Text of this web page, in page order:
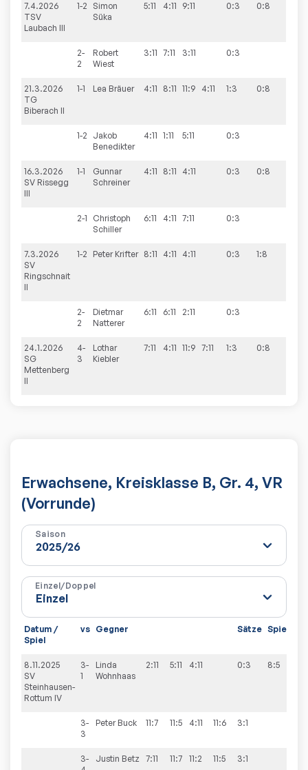
7.4.2026
TSV
Laubach III
1-2
Simon
Süka
5:11 4:11 9:11 0:3 0:8
2-
2
Robert
Wiest
3:11 7:11 3:11 0:3
21.3.2026
TG
Biberach II
1-1 Lea Bräuer 4:11 8:11 11:9 4:11 1:3 0:8
1-2
Jakob
Benedikter
4:11 1:11 5:11 0:3
16.3.2026
SV Rissegg
III
1-1
Gunnar
Schreiner
4:11 8:11 4:11 0:3 0:8
2-1
Christoph
Schiller
6:11 4:11 7:11 0:3
7.3.2026
SV
Ringschnait
II
1-2 Peter Krifter 8:11 4:11 4:11 0:3 1:8
2-
2
Dietmar
Natterer
6:11 6:11 2:11 0:3
24.1.2026
SG
Mettenberg
II
4-
3
Lothar
Kiebler
7:11 4:11 11:9 7:11 1:3 0:8
Erwachsene, Kreisklasse B, Gr. 4, VR
(Vorrunde)
Saison
Einzel/Doppel
Datum /
Spiel
vs Gegner Sätze Spiele
8.11.2025
SV
Steinhausen-
Rottum IV
3-
1
Linda
Wohnhaas
2:11 5:11 4:11 0:3 8:5
3-
3
Peter Buck 11:7 11:5 4:11 11:6 3:1
3-
Justin Betz 7:11 11:7 11:2 11:5 3:1